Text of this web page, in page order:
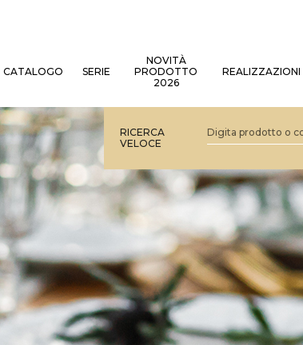
CATALOGO SERIE
NOVITÀ
PRODOTTO
2026
REALIZZAZIONI
RICERCA
VELOCE